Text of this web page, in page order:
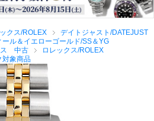
ドから探す
クス/ROLEX
デイトジャスト/DATEJUST
ール＆イエローゴールド/SS＆YG
ス 中古
ロレックス/ROLEX
対象商品